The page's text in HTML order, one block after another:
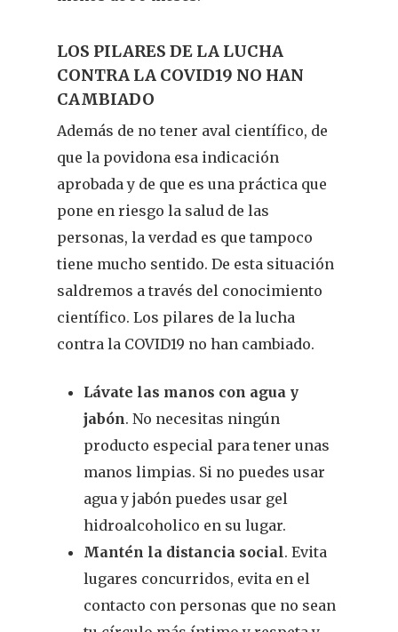
LOS PILARES DE LA LUCHA
CONTRA LA COVID19 NO HAN
CAMBIADO
Además de no tener aval científico, de
que la povidona esa indicación
aprobada y de que es una práctica que
pone en riesgo la salud de las
personas, la verdad es que tampoco
tiene mucho sentido. De esta situación
saldremos a través del conocimiento
científico. Los pilares de la lucha
contra la COVID19 no han cambiado.
Lávate las manos con agua y
jabón. No necesitas ningún
producto especial para tener unas
manos limpias. Si no puedes usar
agua y jabón puedes usar gel
hidroalcoholico en su lugar.
Mantén la distancia social. Evita
lugares concurridos, evita en el
contacto con personas que no sean
REVISTA DEL COLEGIO DE
Cuídate
Actualidad